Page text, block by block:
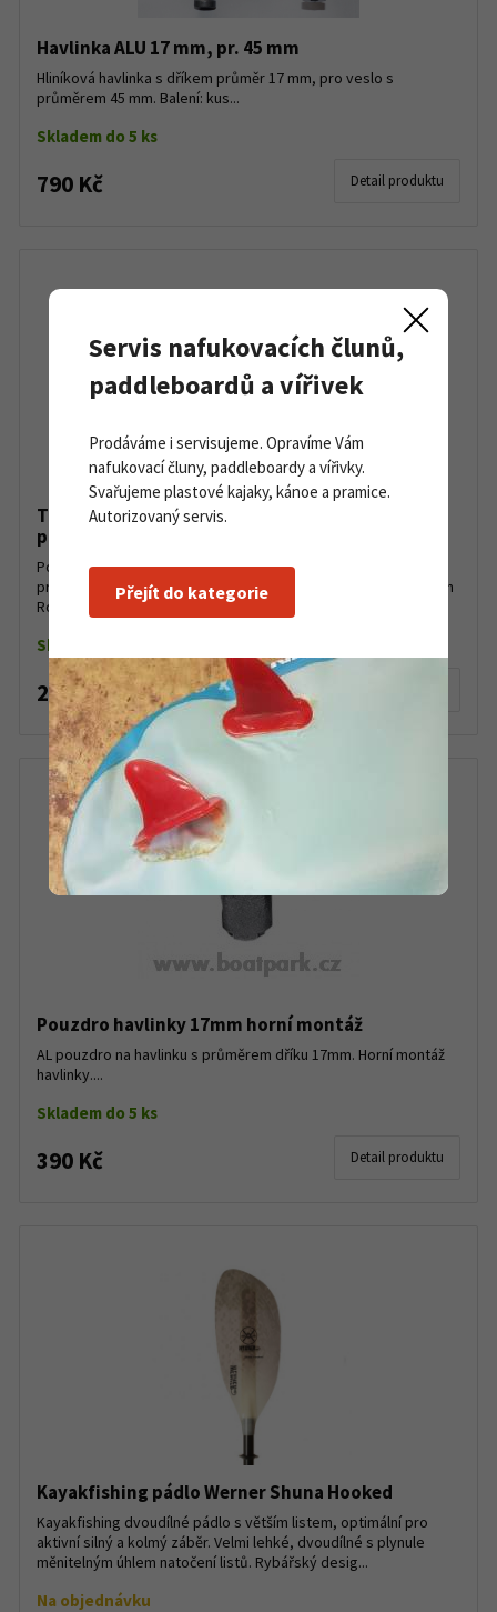
Havlinka ALU 17 mm, pr. 45 mm
Hliníková havlinka s dříkem průměr 17 mm, pro veslo s
průměrem 45 mm. Balení: kus...
Skladem do 5 ks
790 Kč Detail produktu
TNP pouzdro havlinky pro vesla na čluny a
pramice
Polyamidové odolné pouzdro pro havlenku TNP. Pro dřík o
průměru 11 mm. Průměr pouzdra: 20 mm Výška pouzdra: 55 mm
Rozteč montážních děr: 35 mm Cena za kus....
Skladem do 5 ks
250 Kč
Pouzdro havlinky 17mm horní montáž
AL pouzdro na havlinku s průměrem dříku 17mm. Horní montáž
havlinky....
Skladem do 5 ks
390 Kč Detail produktu
Kayakfishing pádlo Werner Shuna Hooked
Kayakfishing dvoudílné pádlo s větším listem, optimální pro
aktivní silný a kolmý záběr. Velmi lehké, dvoudílné s plynule
měnitelným úhlem natočení listů. Rybářský desig...
Na objednávku
Servis nafukovacích člunů,
paddleboardů a vířivek
Prodáváme i servisujeme. Opravíme Vám
nafukovací čluny, paddleboardy a vířivky.
Svařujeme plastové kajaky, kánoe a pramice.
Autorizovaný servis.
Přejít do kategorie